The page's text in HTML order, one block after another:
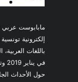
إلكترونية
باللغات
حول الأحداث